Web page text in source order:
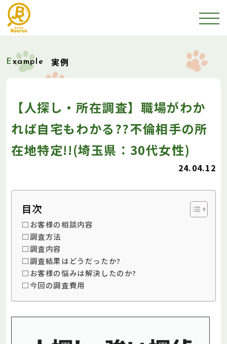
Example 実例
【人探し・所在調査】職場がわか
れば自宅もわかる??不倫相手の所
在地特定!!(埼玉県：30代女性)
24.04.12
目次
□お客様の相談内容
□調査方法
□調査内容
□調査結果はどうだったか?
□お客様の悩みは解決したのか?
□今回の調査費用